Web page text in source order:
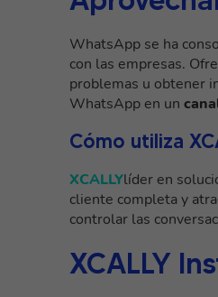
WhatsApp se ha
con las empresas.
problemas u obtener
WhatsApp en un
Cómo utiliza
XCALLYlíder en
cliente completa y
controlar las
XCALLY